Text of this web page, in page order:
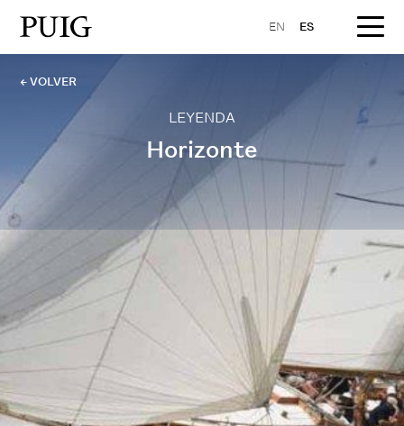
EN ES
← VOLVER
LEYENDA
Horizonte